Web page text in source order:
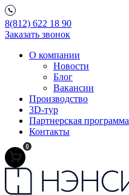
8(812) 622 18 90
Заказать звонок
О компании
Новости
Блог
Вакансии
Производство
3D-тур
Партнерская программа
Контакты
0